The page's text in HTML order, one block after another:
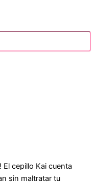
El cepillo Kai cuenta
sin maltratar tu